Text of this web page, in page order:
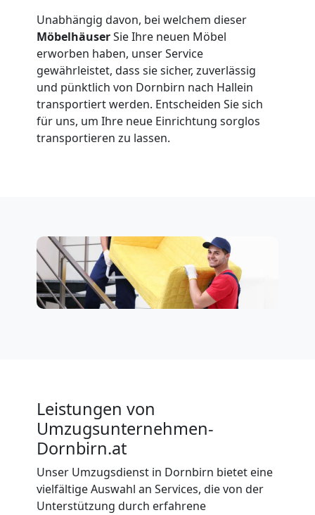
Unabhängig davon, bei welchem dieser
MöbelhäuserSie Ihre neuen Möbel
erworben haben, unser Service
gewährleistet, dass sie sicher, zuverlässig
und pünktlich von Dornbirn nach Hallein
transportiert werden. Entscheiden Sie sich
für uns, um Ihre neue Einrichtung sorglos
transportieren zu lassen.
Leistungen von
Umzugsunternehmen-
Dornbirn.at
Unser Umzugsdienst in Dornbirn bietet eine
vielfältige Auswahl an Services, die von der
Unterstützung durch erfahrene